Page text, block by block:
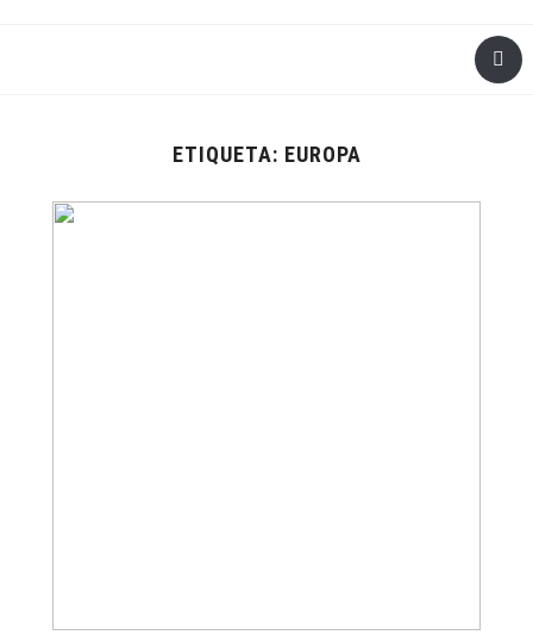
ETIQUETA: EUROPA